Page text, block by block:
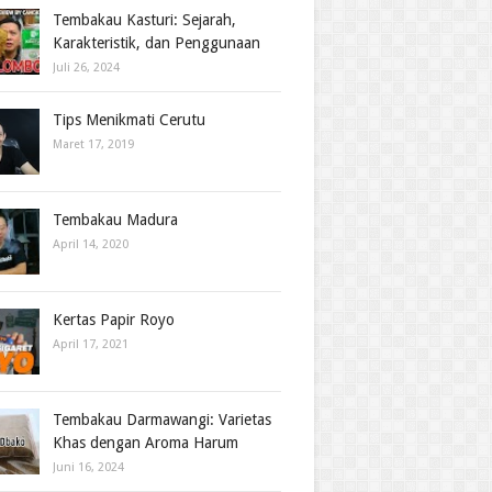
Tembakau Kasturi: Sejarah,
Karakteristik, dan Penggunaan
Juli 26, 2024
Tips Menikmati Cerutu
Maret 17, 2019
Tembakau Madura
April 14, 2020
Kertas Papir Royo
April 17, 2021
Tembakau Darmawangi: Varietas
Khas dengan Aroma Harum
Juni 16, 2024